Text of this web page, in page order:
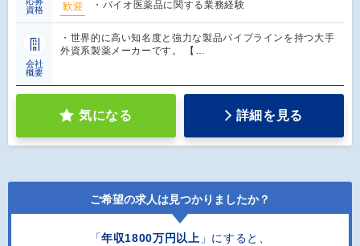
資格
歓迎 ・バイオ医薬品に関する業務経験
会社
概要
・世界的に高い知名度と強力な製品パイプラインを持つ大手
外資系製薬メーカーです。 【…
気になる 詳細を見る
ご希望の求人は見つかりましたか？
「年収1800万円以上 」にすると